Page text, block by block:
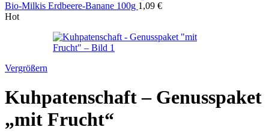
Bio-Milkis Erdbeere-Banane 100g 1,09 €
Hot
Vergrößern
Kuhpatenschaft – Genusspaket
„mit Frucht“